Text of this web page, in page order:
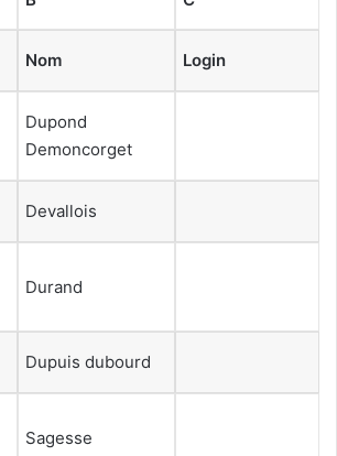
Nom Login
Dupond
Demoncorget
Devallois
Durand
Dupuis dubourd
Sagesse